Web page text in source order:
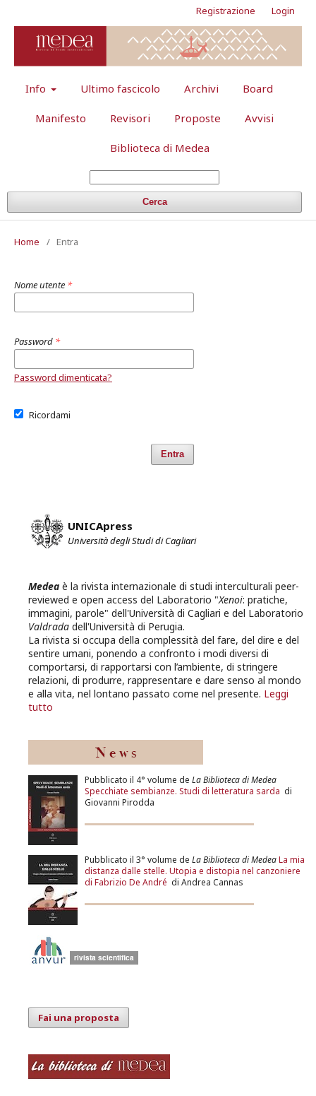
Info Ultimo fascicolo Archivi Board
Manifesto Revisori Proposte Avvisi
Biblioteca di Medea
Cerca
Registrazione Login
Home / Entra
Nome utente *
Password *
Password dimenticata?
Ricordami
Entra
UNICApress
Università degli Studi di Cagliari
Medea è la rivista internazionale di studi interculturali peer-
reviewed e open access del Laboratorio "Xenoi: pratiche,
immagini, parole" dell'Università di Cagliari e del Laboratorio
Valdrada dell'Università di Perugia.
La rivista si occupa della complessità del fare, del dire e del
sentire umani, ponendo a confronto i modi diversi di
comportarsi, di rapportarsi con l’ambiente, di stringere
relazioni, di produrre, rappresentare e dare senso al mondo
e alla vita, nel lontano passato come nel presente. Leggi
tutto
Pubblicato il 4° volume de La Biblioteca di Medea
Specchiate sembianze. Studi di letteratura sarda di
Giovanni Pirodda
Pubblicato il 3° volume de La Biblioteca di MedeaLa mia
distanza dalle stelle. Utopia e distopia nel canzoniere
di Fabrizio De André di Andrea Cannas
Fai una proposta